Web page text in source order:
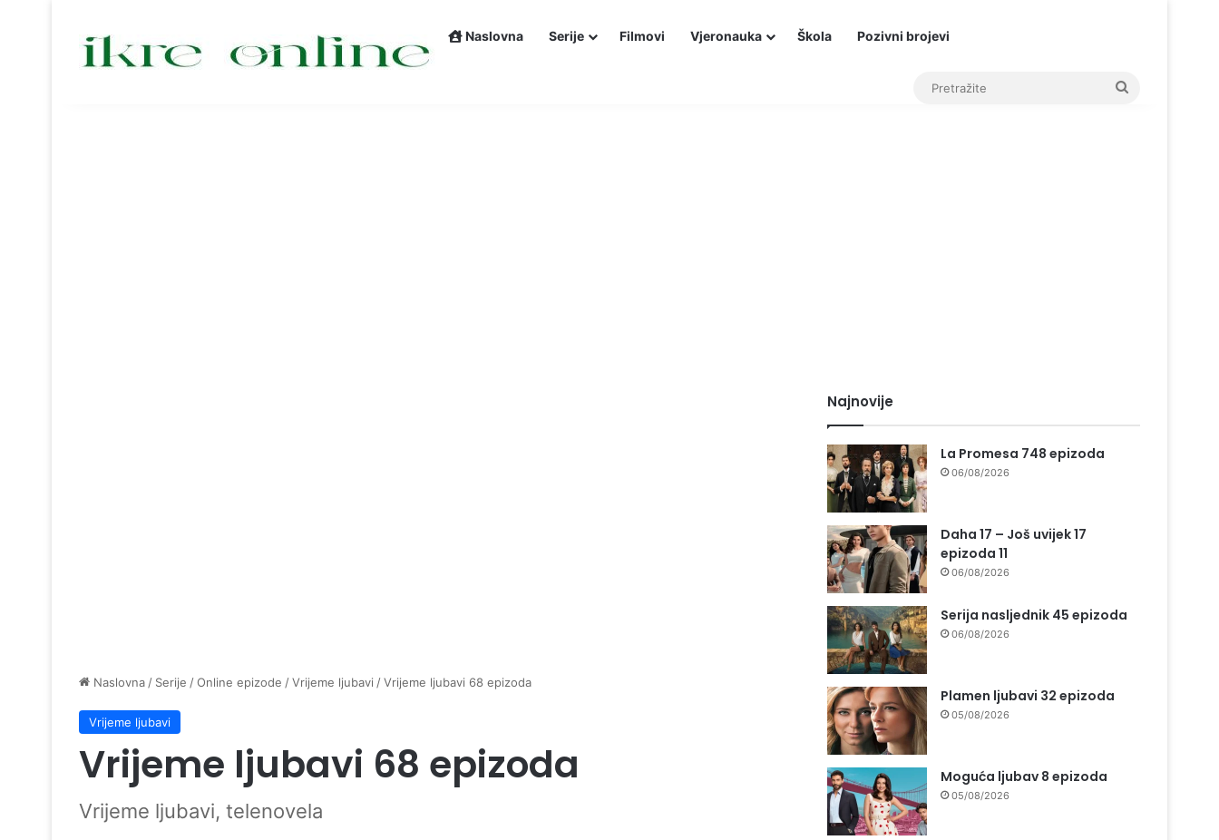
Naslovna Serije Filmovi Vjeronauka Škola Pozivni brojevi
Naslovna / Serije /Online epizode /Vrijeme ljubavi /Vrijeme ljubavi 68 epizoda
Vrijeme ljubavi
Vrijeme ljubavi 68 epizoda
Vrijeme ljubavi, telenovela
Najnovije
La Promesa 748 epizoda
06/08/2026
Daha 17 – Još uvijek 17
epizoda 11
06/08/2026
Serija nasljednik 45 epizoda
06/08/2026
Plamen ljubavi 32 epizoda
05/08/2026
Moguća ljubav 8 epizoda
05/08/2026